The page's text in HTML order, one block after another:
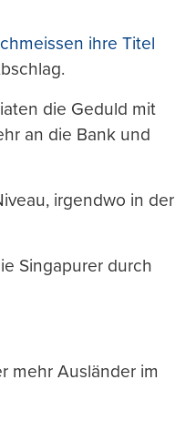
ihre Titel
die Geduld mit
an die Bank und
irgendwo in der
Singapurer durch
mehr Ausländer im